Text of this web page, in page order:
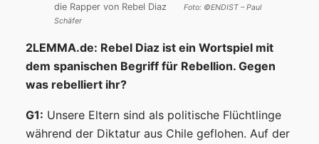
die Rapper von Rebel Diaz Foto: ©ENDIST – Paul
Schäfer
2LEMMA.de: Rebel Diaz ist ein Wortspiel mit
dem spanischen Begriff für Rebellion. Gegen
was rebelliert ihr?
G1: Unsere Eltern sind als politische Flüchtlinge
während der Diktatur aus Chile geflohen. Auf der